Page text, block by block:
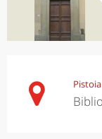
Pistoia